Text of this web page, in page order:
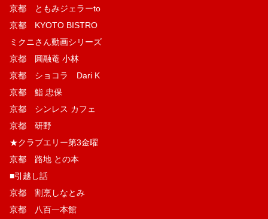
京都 ともみジェラーto
京都 KYOTO BISTRO
ミクニさん動画シリーズ
京都 圓融菴 小林
京都 ショコラ Dari K
京都 鮨 忠保
京都 シンレス カフェ
京都 研野
★クラブエリー第3金曜
京都 路地 との本
■引越し話
京都 割烹しなとみ
京都 八百一本館